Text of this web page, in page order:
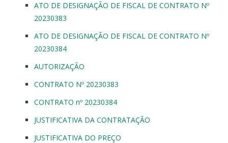
ATO DE DESIGNAÇÃO DE FISCAL DE CONTRATO Nº
20230383
ATO DE DESIGNAÇÃO DE FISCAL DE CONTRATO Nº
20230384
AUTORIZAÇÃO
CONTRATO Nº 20230383
CONTRATO nº 20230384
JUSTIFICATIVA DA CONTRATAÇÃO
JUSTIFICATIVA DO PREÇO